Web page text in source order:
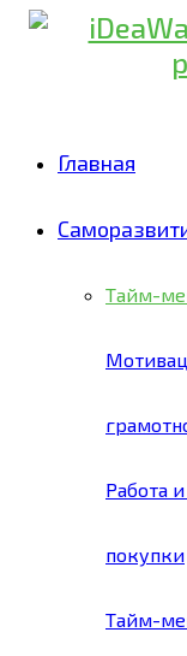
Главная
Тайм-
Работа
покупки
Тайм-